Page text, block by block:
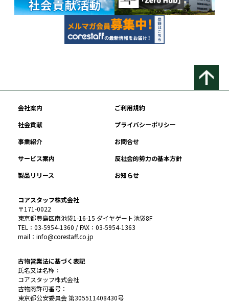
会社案内
ご利用規約
社会貢献
プライバシーポリシー
事業紹介
お問合せ
サービス案内
反社会的勢力の基本方針
製品リリース
お知らせ
コアスタッフ株式会社
〒171-0022
東京都豊島区南池袋1-16-15 ダイヤゲート池袋8F
TEL：03-5954-1360 / FAX：03-5954-1363
mail：info@corestaff.co.jp
古物営業法に基づく表記
氏名又は名称：
コアスタッフ株式会社
古物商許可番号：
東京都公安委員会 第305511408430号